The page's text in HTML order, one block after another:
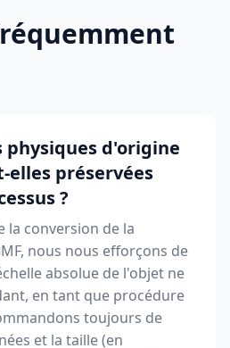
physiques d'origine
elles préservées
?
la conversion de la
nous nous efforçons de
absolue de l'objet ne
en tant que procédure
toujours de
et la taille (en